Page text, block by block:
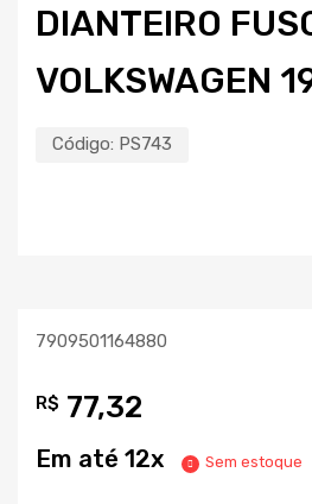
DIANTEIRO
VOLKSWAGEN
Código: PS743
7909501164880
R$ 77,32
Em até 12x Sem estoque